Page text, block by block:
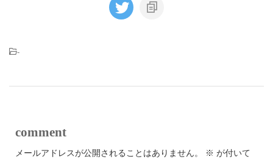
-
comment
メールアドレスが公開されることはありません。 ※ が付いて